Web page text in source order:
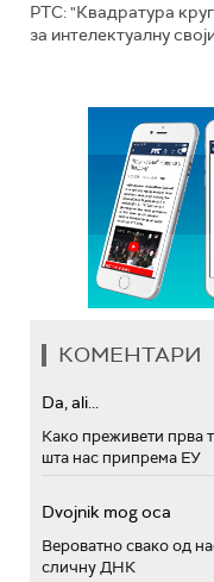
РТС: "Квадратура
за интелектуалну
КОМЕНТАРИ
Da, ali...
Како преживети прва
шта нас припрема ЕУ
Dvojnik mog oca
Вероватно свако од
сличну ДНК